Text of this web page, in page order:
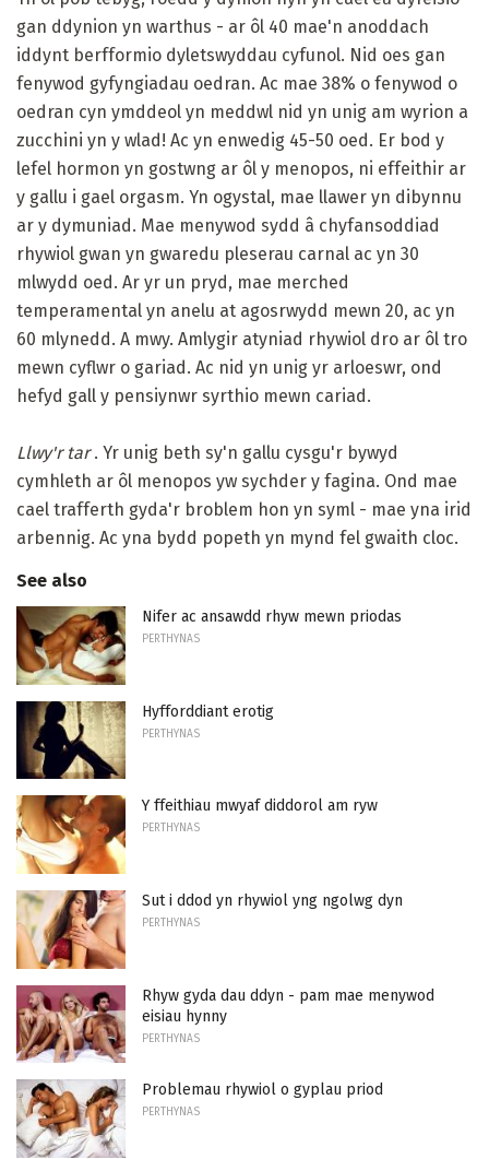
gan ddynion yn warthus - ar ôl 40 mae'n anoddach
iddynt berfformio dyletswyddau cyfunol. Nid oes gan
fenywod gyfyngiadau oedran. Ac mae 38% o fenywod o
oedran cyn ymddeol yn meddwl nid yn unig am wyrion a
zucchini yn y wlad! Ac yn enwedig 45-50 oed. Er bod y
lefel hormon yn gostwng ar ôl y menopos, ni effeithir ar
y gallu i gael orgasm. Yn ogystal, mae llawer yn dibynnu
ar y dymuniad. Mae menywod sydd â chyfansoddiad
rhywiol gwan yn gwaredu pleserau carnal ac yn 30
mlwydd oed. Ar yr un pryd, mae merched
temperamental yn anelu at agosrwydd mewn 20, ac yn
60 mlynedd. A mwy. Amlygir atyniad rhywiol dro ar ôl tro
mewn cyflwr o gariad. Ac nid yn unig yr arloeswr, ond
hefyd gall y pensiynwr syrthio mewn cariad.
Llwy'r tar. Yr unig beth sy'n gallu cysgu'r bywyd
cymhleth ar ôl menopos yw sychder y fagina. Ond mae
cael trafferth gyda'r broblem hon yn syml - mae yna irid
arbennig. Ac yna bydd popeth yn mynd fel gwaith cloc.
See also
Nifer ac ansawdd rhyw mewn priodas
PERTHYNAS
Hyfforddiant erotig
PERTHYNAS
Y ffeithiau mwyaf diddorol am ryw
PERTHYNAS
Sut i ddod yn rhywiol yng ngolwg dyn
PERTHYNAS
Rhyw gyda dau ddyn - pam mae menywod
eisiau hynny
PERTHYNAS
Problemau rhywiol o gyplau priod
PERTHYNAS